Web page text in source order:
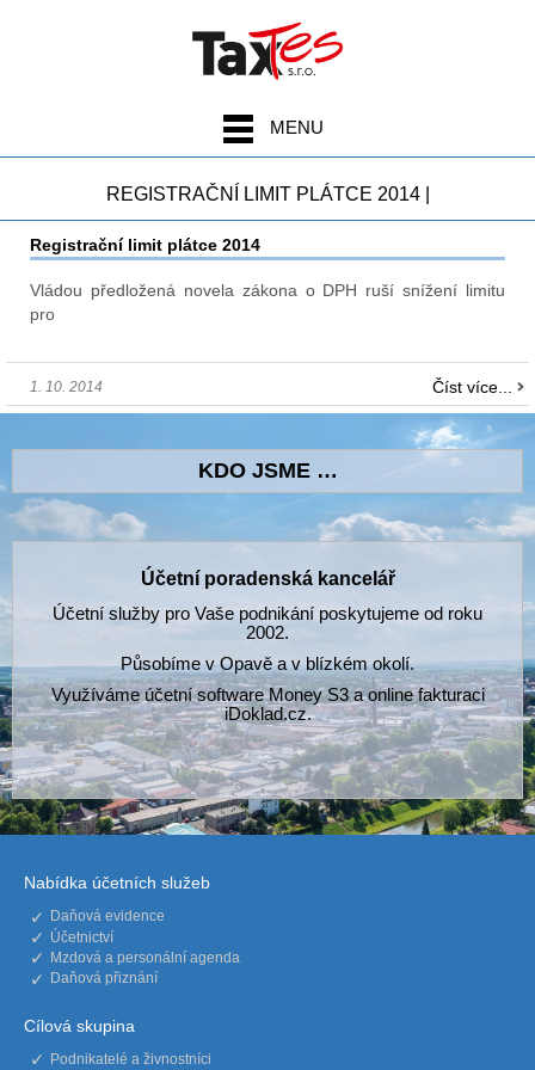
MENU
REGISTRAČNÍ LIMIT PLÁTCE 2014 |
Registrační limit plátce 2014
Vládou předložená novela zákona o DPH ruší snížení limitu
pro
1. 10. 2014 Číst více...
KDO JSME …
Účetní poradenská kancelář
Účetní služby pro Vaše podnikání poskytujeme od roku
2002.
Působíme v Opavě a v blízkém okolí.
Využíváme účetní software Money S3 a online fakturaci
iDoklad.cz.
Nabídka účetních služeb
Daňová evidence
Účetnictví
Mzdová a personální agenda
Daňová přiznání
Cílová skupina
Podnikatelé a živnostníci